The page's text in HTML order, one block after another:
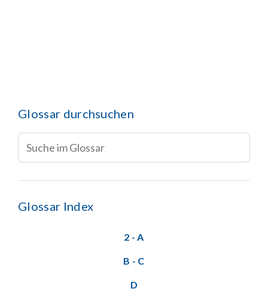
Glossar durchsuchen
Glossar Index
2 - A
B - C
D